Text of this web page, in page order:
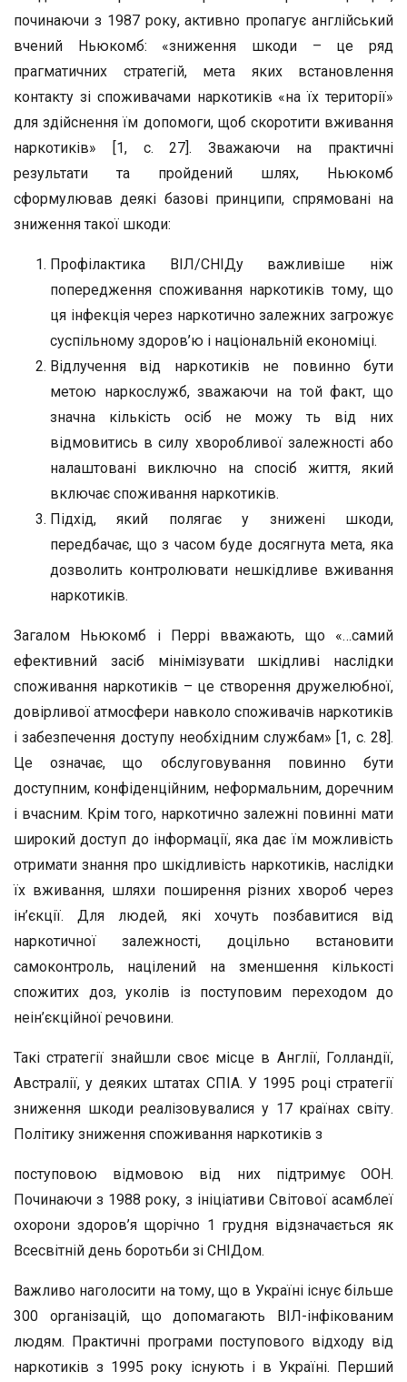
починаючи з 1987 року, активно пропагує англійський
вчений Ньюкомб: «зниження шкоди – це ряд
прагматичних стратегій, мета яких встановлення
контакту зі споживачами наркотиків «на їх території»
для здійснення їм допомоги, щоб скоротити вживання
наркотиків» [1, с. 27]. Зважаючи на практичні
результати та пройдений шлях, Ньюкомб
сформулював деякі базові принципи, спрямовані на
зниження такої шкоди:
Профілактика ВІЛ/СНІДу важливіше ніж
попередження споживання наркотиків тому, що
ця інфекція через наркотично залежних загрожує
суспільному здоров’ю і національній економіці.
Відлучення від наркотиків не повинно бути
метою наркослужб, зважаючи на той факт, що
значна кількість осіб не можу ть від них
відмовитись в силу хворобливої залежності або
налаштовані виключно на спосіб життя, який
включає споживання наркотиків.
Підхід, який полягає у знижені шкоди,
передбачає, що з часом буде досягнута мета, яка
дозволить контролювати нешкідливе вживання
наркотиків.
Загалом Ньюкомб і Перрі вважають, що «…самий
ефективний засіб мінімізувати шкідливі наслідки
споживання наркотиків – це створення дружелюбної,
довірливої атмосфери навколо споживачів наркотиків
і забезпечення доступу необхідним службам» [1, с. 28].
Це означає, що обслуговування повинно бути
доступним, конфіденційним, неформальним, доречним
і вчасним. Крім того, наркотично залежні повинні мати
широкий доступ до інформації, яка дає їм можливість
отримати знання про шкідливість наркотиків, наслідки
їх вживання, шляхи поширення різних хвороб через
ін’єкції. Для людей, які хочуть позбавитися від
наркотичної залежності, доцільно встановити
самоконтроль, націлений на зменшення кількості
спожитих доз, уколів із поступовим переходом до
неін’єкційної речовини.
Такі стратегії знайшли своє місце в Англії, Голландії,
Австралії, у деяких штатах СПІА. У 1995 році стратегії
зниження шкоди реалізовувалися у 17 країнах світу.
Політику зниження споживання наркотиків з
поступовою відмовою від них підтримує ООН.
Починаючи з 1988 року, з ініціативи Світової асамблеї
охорони здоров’я щорічно 1 грудня відзначається як
Всесвітній день боротьби зі СНІДом.
Важливо наголосити на тому, що в Україні існує більше
300 організацій, що допомагають ВІЛ-інфікованим
людям. Практичні програми поступового відходу від
наркотиків з 1995 року існують і в Україні. Перший